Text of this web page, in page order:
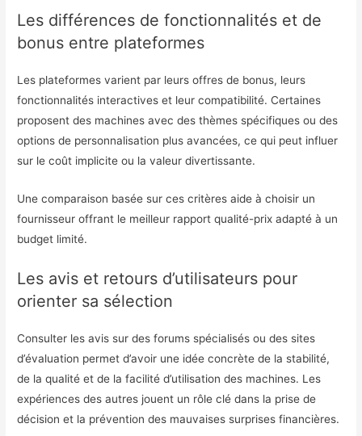
Les différences de fonctionnalités et de
bonus entre plateformes
Les plateformes varient par leurs offres de bonus, leurs
fonctionnalités interactives et leur compatibilité. Certaines
proposent des machines avec des thèmes spécifiques ou des
options de personnalisation plus avancées, ce qui peut influer
sur le coût implicite ou la valeur divertissante.
Une comparaison basée sur ces critères aide à choisir un
fournisseur offrant le meilleur rapport qualité-prix adapté à un
budget limité.
Les avis et retours d’utilisateurs pour
orienter sa sélection
Consulter les avis sur des forums spécialisés ou des sites
d’évaluation permet d’avoir une idée concrète de la stabilité,
de la qualité et de la facilité d’utilisation des machines. Les
expériences des autres jouent un rôle clé dans la prise de
décision et la prévention des mauvaises surprises financières.